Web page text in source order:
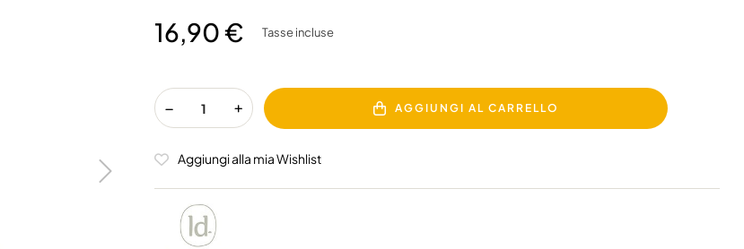
16,90 € Tasse incluse
AGGIUNGI AL CARRELLO
Aggiungi alla mia Wishlist